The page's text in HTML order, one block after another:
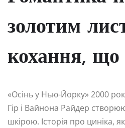
золотим
кохання, що
«Осінь у Нью-Йорку» 2000
Гір і Вайнона Райдер
шкірою. Історія про циніка,